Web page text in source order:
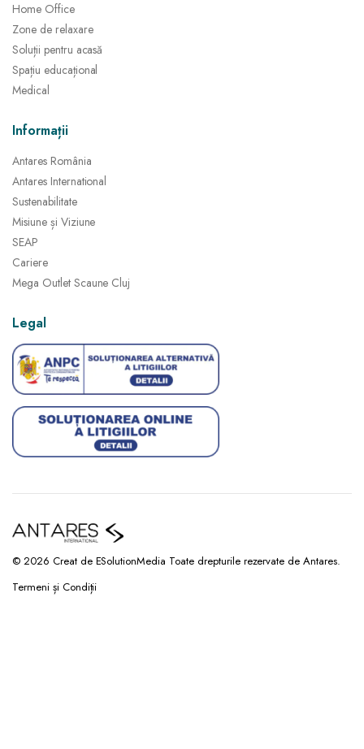
Home Office
Zone de relaxare
Soluții pentru acasă
Spațiu educațional
Medical
Informații
Antares România
Antares International
Sustenabilitate
Misiune și Viziune
SEAP
Cariere
Mega Outlet Scaune Cluj
Legal
© 2026 Creat de ESolutionMedia Toate drepturile rezervate de Antares.
Termeni și Condiții